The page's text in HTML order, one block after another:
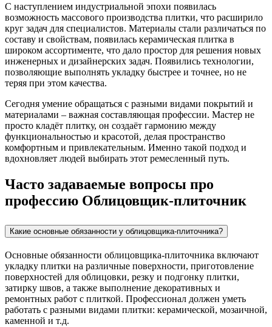
С наступлением индустриальной эпохи появилась
возможность массового производства плитки, что расширило
круг задач для специалистов. Материалы стали различаться по
составу и свойствам, появилась керамическая плитка в
широком ассортименте, что дало простор для решения новых
инженерных и дизайнерских задач. Появились технологии,
позволяющие выполнять укладку быстрее и точнее, но не
теряя при этом качества.
Сегодня умение обращаться с разными видами покрытий и
материалами – важная составляющая профессии. Мастер не
просто кладёт плитку, он создаёт гармонию между
функциональностью и красотой, делая пространство
комфортным и привлекательным. Именно такой подход и
вдохновляет людей выбирать этот ремесленный путь.
Часто задаваемые вопросы про
профессию Облицовщик-плиточник
Какие основные обязанности у облицовщика-плиточника?
Основные обязанности облицовщика-плиточника включают
укладку плитки на различные поверхности, приготовление
поверхностей для облицовки, резку и подгонку плитки,
затирку швов, а также выполнение декоративных и
ремонтных работ с плиткой. Профессионал должен уметь
работать с разными видами плитки: керамической, мозаичной,
каменной и т.д.